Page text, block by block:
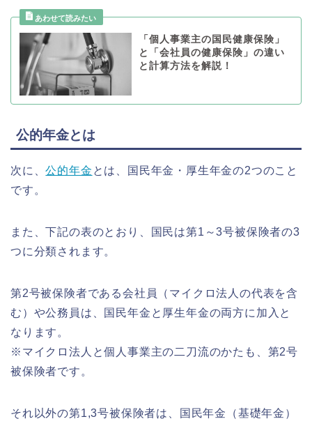
「個人事業主の国民健康保険」
と「会社員の健康保険」の違い
と計算方法を解説！
公的年金とは
次に、公的年金 とは、国民年金・厚生年金の2つのこと
です。
また、下記の表のとおり、国民は第1～3号被保険者の3
つに分類されます。
第2号被保険者である会社員（マイクロ法人の代表を含
む）や公務員は、国民年金と厚生年金の両方に加入と
なります。
※マイクロ法人と個人事業主の二刀流のかたも、第2号
被保険者です。
それ以外の第1,3号被保険者は、国民年金（基礎年金）